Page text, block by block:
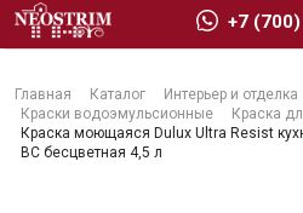
Главная Каталог Интерьер и отделка
Краски водоэмульсионные
Краска
Краска моющаяся Dulux Ultra Resist
BC бесцветная 4,5 л
+7